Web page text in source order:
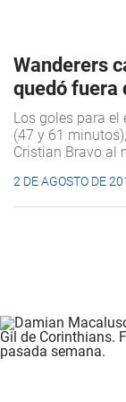
Wanderers
quedó fuera
Los goles para el
(47 y 61
Cristian Bravo al
2 DE AGOSTO DE